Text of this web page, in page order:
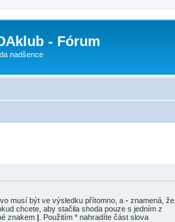
- Fórum
nadšence
musí být ve výsledku přítomno, a - znamená, že
chcete, aby stačila shoda pouze s jedním z
znakem | . Použitím * nahradíte část slova